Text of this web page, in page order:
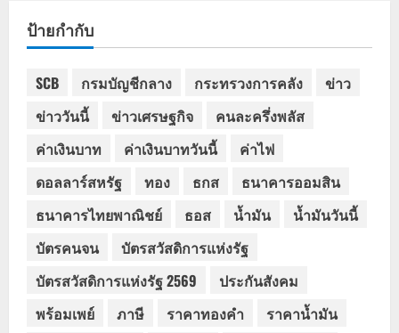
ป้ายกำกับ
SCB กรมบัญชีกลาง กระทรวงการคลัง
ข่าว
ข่าววันนี้
ข่าวเศรษฐกิจ
คนละครึ่งพลัส
ค่าเงินบาท
ค่าเงินบาทวันนี้
ค่าไฟ
ดอลลาร์สหรัฐ
ทอง ธกส
ธนาคารออมสิน
ธนาคารไทยพาณิชย์
ธอส น้ำมัน
น้ำมันวันนี้
บัตรคนจน
บัตรสวัสดิการแห่งรัฐ
บัตรสวัสดิการแห่งรัฐ 2569
ประกันสังคม
พร้อมเพย์
ภาษี ราคาทองคำ
ราคาน้ำมัน